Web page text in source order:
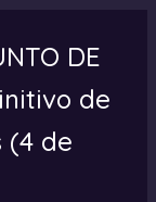
DE
de
(4 de